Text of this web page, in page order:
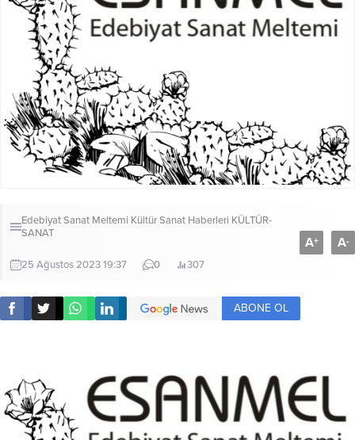
Edebiyat Sanat Meltemi Kültür Sanat Haberleri KÜLTÜR-
SANAT
25 Ağustos 2023 19:37 0 307
A+ A-
ABONE OL